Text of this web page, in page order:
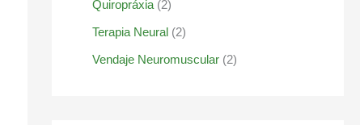
Quiropráxia(2)
Terapia Neural(2)
Vendaje Neuromuscular(2)